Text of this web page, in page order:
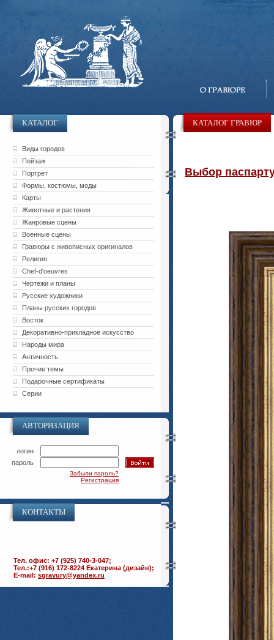
КАТАЛОГ
Виды городов
Пейзаж
Портрет
Формы, костюмы, моды
Карты
Животные и растения
Жанровые сцены
Военные сцены
Гравюры с живописных оригиналов
Религия
Chef-d'oeuvres
Чертежи и планы
Русские художники
Планы русских городов
Восток
Декоративно-прикладное искусство
Народы мира
Античность
Прочие темы
Подарочные сертификаты
Серии
АВТОРИЗАЦИЯ
логин
пароль
Забыли пароль?
Регистрация
КОНТАКТЫ
Тел. офис: +7 (925) 740-3-047;
Тел.:+7 (916) 172-8224 Екатерина (дизайн);
E-mail: sgravury@yandex.ru
КАТАЛОГ ГРАВЮР
Выбор